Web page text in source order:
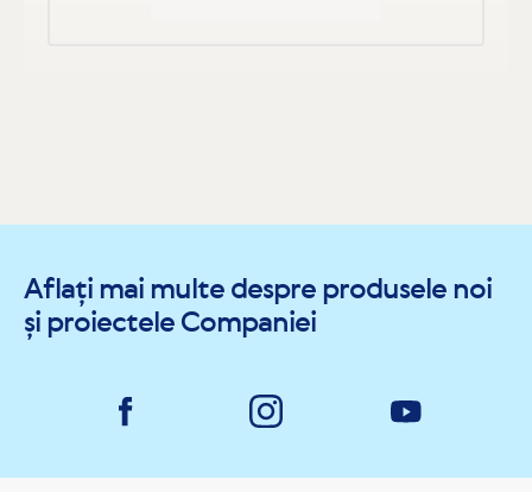
Aflați mai multe despre produsele noi
și proiectele Companiei